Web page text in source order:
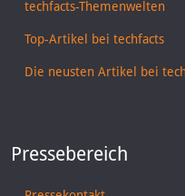
techfacts-Themenwelten
Top-Artikel bei techfacts
Die neusten Artikel bei
Pressebereich